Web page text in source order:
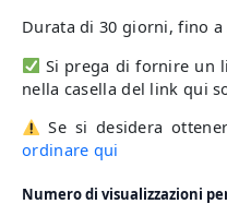
Durata di 30 giorni, fino a
Si prega di fornire un
nella casella del link qui
Se si desidera
ordinare qui
Numero di visualizzazioni